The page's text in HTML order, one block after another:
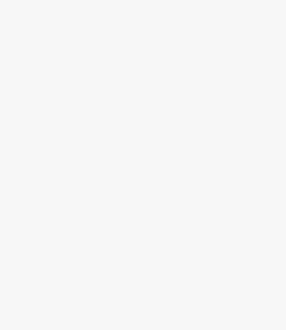
技术国庆提高班